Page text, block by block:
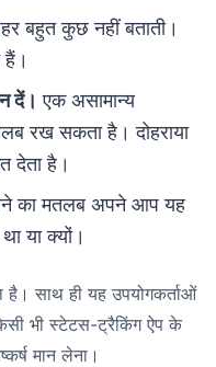
बहुत कुछ नहीं बताती।
हैं।
दें। एक असामान्य
रख सकता है। दोहराया
देता है।
का मतलब अपने आप यह
या क्यों।
है। साथ ही यह उपयोगकर्ताओं
भी स्टेटस-ट्रैकिंग ऐप के
मान लेना।